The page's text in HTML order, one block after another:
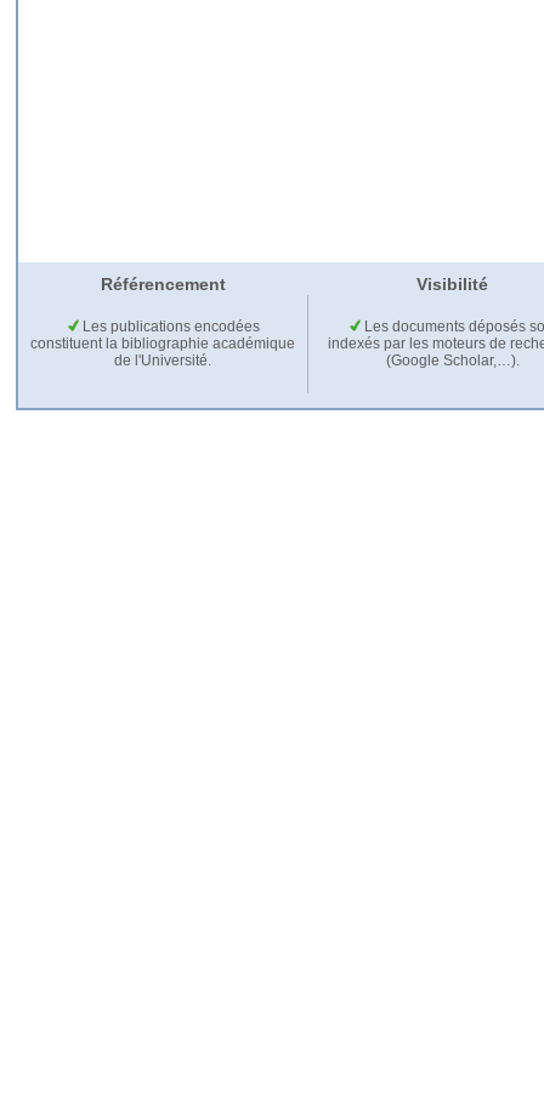
Référencement Visibilité
Les publications encodées
constituent la bibliographie académique
de l'Université.
Les documents déposés
indexés par les moteurs de
(Google Scholar,…).